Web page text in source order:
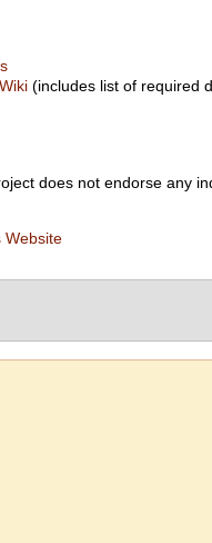
(includes list of required
does not endorse any
Website